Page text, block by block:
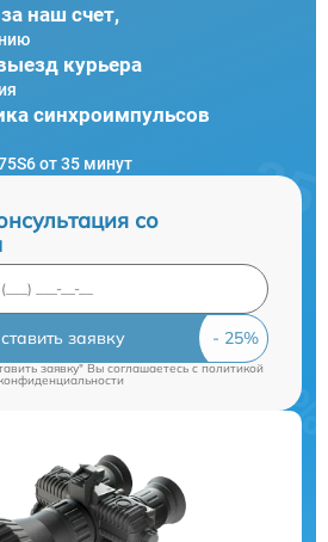
наш счет,
курьера
синхроимпульсов
от 35 минут
со
заявку
заявку" Вы соглашаетесь cполитикой